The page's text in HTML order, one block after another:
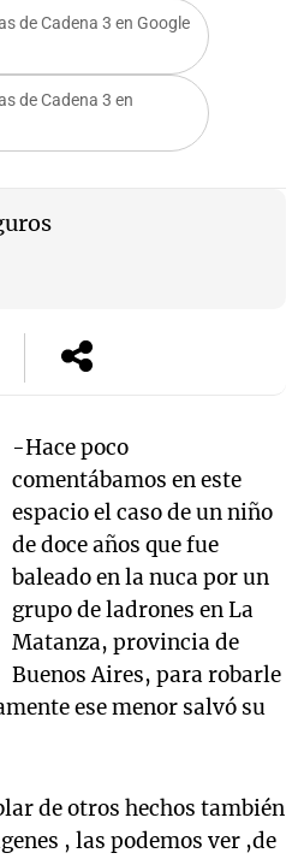
de Cadena 3 en Google
de Cadena 3 en
-Hace poco
comentábamos en este
espacio el caso de un niño
de doce años que fue
baleado en la nuca por un
grupo de ladrones en La
Matanza, provincia de
Buenos Aires, para robarle
ese menor salvó su
de otros hechos también
, las podemos ver ,de
Notas